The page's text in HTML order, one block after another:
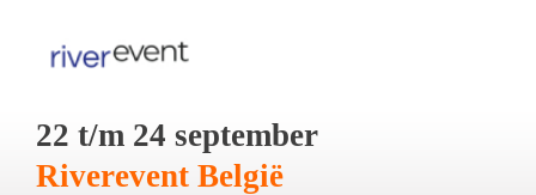
22 t/m 24 september
Riverevent België